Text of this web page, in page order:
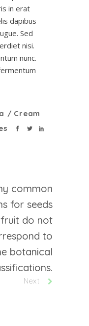
in erat
dapibus
Sed
nisi.
nunc.
Cream
common
for seeds
do not
to
botanical
Next